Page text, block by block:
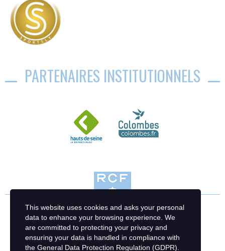
PARTENAIRES INSTITUTIONNELS
This website uses cookies and asks your personal
data to enhance your browsing experience. We
are committed to protecting your privacy and
ensuring your data is handled in compliance with
the General Data Protection Regulation (GDPR)